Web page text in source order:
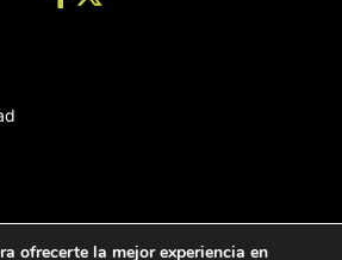
ofrecerte la mejor experiencia en